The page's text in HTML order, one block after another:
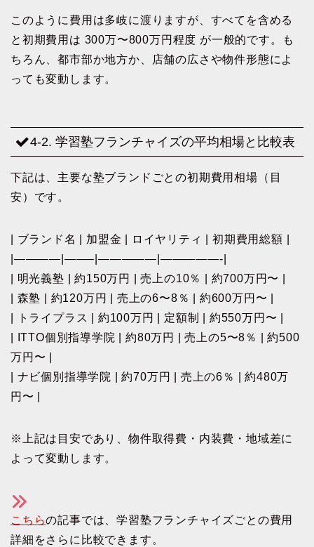
このように費用は多岐に渡りますが、すべてを含める
と初期費用は 300万〜800万円程度 が一般的です。も
ちろん、都市部か地方か、店舗の広さや物件形態によ
っても変動します。
4-2. 学習塾フランチャイズの平均相場と比較表
下記は、主要な塾ブランドごとの初期費用相場（目
安）です。
| ブランド名 | 加盟金 | ロイヤリティ | 初期費用総額 |
|————|——–|—————|—————-|
| 明光義塾 | 約150万円 | 売上の10％ | 約700万円〜 |
| 森塾 | 約120万円 | 売上の6〜8％ | 約600万円〜 |
| トライプラス | 約100万円 | 定額制 | 約550万円〜 |
| ITTO個別指導学院 | 約80万円 | 売上の5〜8％ | 約500
万円〜 |
| ナビ個別指導学院 | 約70万円 | 売上の6％ | 約480万
円〜 |
※上記は目安であり、物件取得費・内装費・地域差に
よって変動します。
こちらの記事では、学習塾フランチャイズごとの費用
詳細をさらに比較できます。